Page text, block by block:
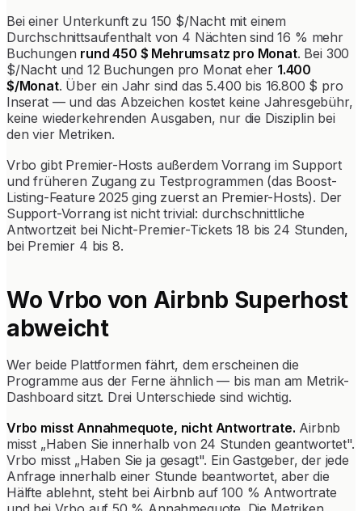
Bei einer Unterkunft zu 150 $/Nacht mit einem
Durchschnittsaufenthalt von 4 Nächten sind 16 % mehr
Buchungen rund 450 $ Mehrumsatz pro Monat. Bei 300
$/Nacht und 12 Buchungen pro Monat eher 1.400
$/Monat. Über ein Jahr sind das 5.400 bis 16.800 $ pro
Inserat — und das Abzeichen kostet keine Jahresgebühr,
keine wiederkehrenden Ausgaben, nur die Disziplin bei
den vier Metriken.
Vrbo gibt Premier-Hosts außerdem Vorrang im Support
und früheren Zugang zu Testprogrammen (das Boost-
Listing-Feature 2025 ging zuerst an Premier-Hosts). Der
Support-Vorrang ist nicht trivial: durchschnittliche
Antwortzeit bei Nicht-Premier-Tickets 18 bis 24 Stunden,
bei Premier 4 bis 8.
Wo Vrbo von Airbnb Superhost
abweicht
Wer beide Plattformen fährt, dem erscheinen die
Programme aus der Ferne ähnlich — bis man am Metrik-
Dashboard sitzt. Drei Unterschiede sind wichtig.
Vrbo misst Annahmequote, nicht Antwortrate. Airbnb
misst „Haben Sie innerhalb von 24 Stunden geantwortet".
Vrbo misst „Haben Sie ja gesagt". Ein Gastgeber, der jede
Anfrage innerhalb einer Stunde beantwortet, aber die
Hälfte ablehnt, steht bei Airbnb auf 100 % Antwortrate